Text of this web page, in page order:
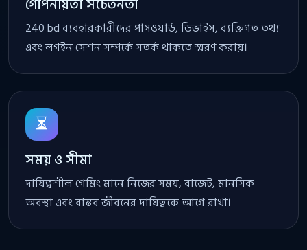
গোপনীয়তা সচেতনতা
240 bd ব্যবহারকারীদের পাসওয়ার্ড, ডিভাইস, ব্যক্তিগত তথ্য
এবং লগইন সেশন সম্পর্কে সতর্ক থাকতে স্মরণ করায়।
সময় ও সীমা
দায়িত্বশীল গেমিং মানে নিজের সময়, বাজেট, মানসিক
অবস্থা এবং বাস্তব জীবনের দায়িত্বকে আগে রাখা।